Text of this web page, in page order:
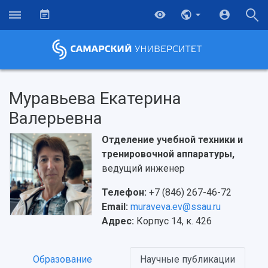
Об университете
Новости
Образование
Научно-исследовательская деятельность
Муравьева Екатерина
Валерьевна
Отделение учебной техники и
тренировочной аппаратуры,
ведущий инженер
Телефон: +7 (846) 267-46-72
Email: muraveva.ev@ssau.ru
Адрес: Корпус 14, к. 426
Образование Научные публикации